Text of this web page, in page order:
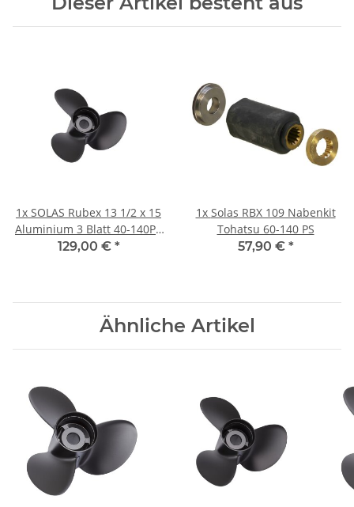
1x SOLAS Rubex 13 1/2 x 15
Aluminium 3 Blatt 40-140PS
4 1/4" Getriebe
129,00 € *
1x Solas RBX 109 Nabenkit
Tohatsu 60-140 PS
57,90 € *
Ähnliche Artikel